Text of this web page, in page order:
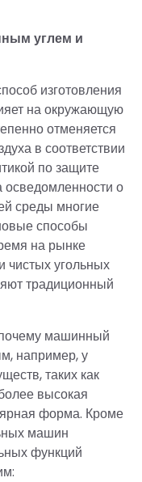
углем и
изготовления
на окружающую
отменяется
в соответствии
по защите
о
среды многие
способы
на рынке
чистых угольных
традиционный
машинный
например, у
таких как
высокая
форма. Кроме
машин
функций